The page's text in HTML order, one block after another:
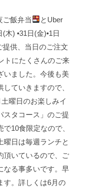
ご飯弁当
とUber
(木) •31日(金)•1日
提供、当日のご注文
トにたくさんのご来
ました。 今後も美
ていきますので、
土曜日のお楽しみイ
スタコース」のご提
10食限定なので、
曜日は毎週ランチと
頂いているので、ご
なる事多いです。早
。 詳しくは6月の